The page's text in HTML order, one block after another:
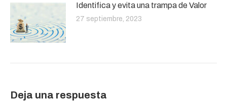
Identifica y evita una trampa de Valor
27 septiembre, 2023
Deja una respuesta